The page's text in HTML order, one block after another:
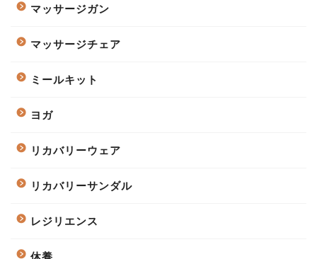
マッサージガン
マッサージチェア
ミールキット
ヨガ
リカバリーウェア
リカバリーサンダル
レジリエンス